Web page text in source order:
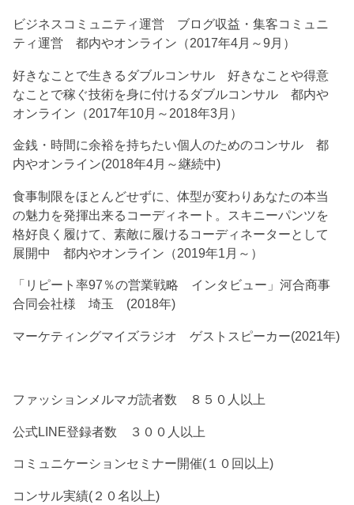
ビジネスコミュニティ運営 ブログ収益・集客コミュニ
ティ運営 都内やオンライン（2017年4月～9月）
好きなことで生きるダブルコンサル 好きなことや得意
なことで稼ぐ技術を身に付けるダブルコンサル 都内や
オンライン（2017年10月～2018年3月）
金銭・時間に余裕を持ちたい個人のためのコンサル 都
内やオンライン(2018年4月～継続中)
食事制限をほとんどせずに、体型が変わりあなたの本当
の魅力を発揮出来るコーディネート。スキニーパンツを
格好良く履けて、素敵に履けるコーディネーターとして
展開中 都内やオンライン（2019年1月～）
「リピート率97％の営業戦略 インタビュー」河合商事
合同会社様 埼玉 (2018年)
マーケティングマイズラジオ ゲストスピーカー(2021年)
ファッションメルマガ読者数 ８５０人以上
公式LINE登録者数 ３００人以上
コミュニケーションセミナー開催(１０回以上)
コンサル実績(２０名以上)